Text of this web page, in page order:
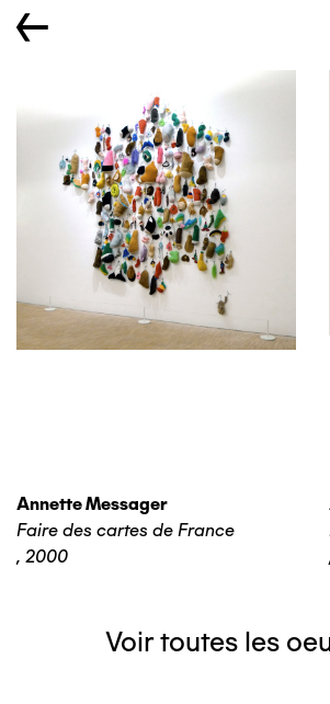
←
Annette Messager
Faire des cartes de France
, 2000
Voir toutes les